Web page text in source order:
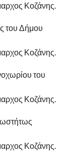
Κοζάνης.
του Δήμου
Κοζάνης.
του
Κοζάνης.
Κοζάνης.